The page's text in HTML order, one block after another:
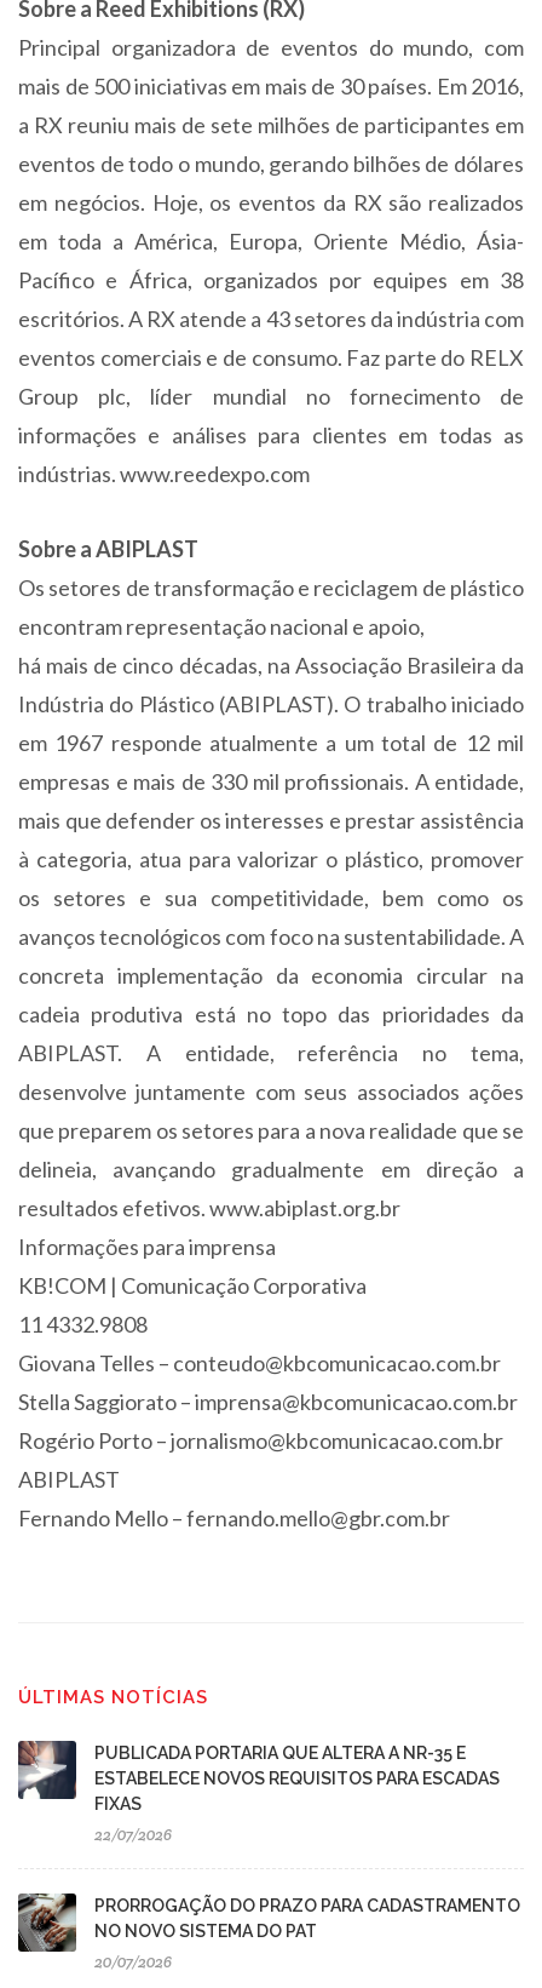
Sobre a Reed Exhibitions (RX)
Principal organizadora de eventos do mundo, com
mais de 500 iniciativas em mais de 30 países. Em 2016,
a RX reuniu mais de sete milhões de participantes em
eventos de todo o mundo, gerando bilhões de dólares
em negócios. Hoje, os eventos da RX são realizados
em toda a América, Europa, Oriente Médio, Ásia-
Pacífico e África, organizados por equipes em 38
escritórios. A RX atende a 43 setores da indústria com
eventos comerciais e de consumo. Faz parte do RELX
Group plc, líder mundial no fornecimento de
informações e análises para clientes em todas as
indústrias. www.reedexpo.com
Sobre a ABIPLAST
Os setores de transformação e reciclagem de plástico
encontram representação nacional e apoio,
há mais de cinco décadas, na Associação Brasileira da
Indústria do Plástico (ABIPLAST). O trabalho iniciado
em 1967 responde atualmente a um total de 12 mil
empresas e mais de 330 mil profissionais. A entidade,
mais que defender os interesses e prestar assistência
à categoria, atua para valorizar o plástico, promover
os setores e sua competitividade, bem como os
avanços tecnológicos com foco na sustentabilidade. A
concreta implementação da economia circular na
cadeia produtiva está no topo das prioridades da
ABIPLAST. A entidade, referência no tema,
desenvolve juntamente com seus associados ações
que preparem os setores para a nova realidade que se
delineia, avançando gradualmente em direção a
resultados efetivos. www.abiplast.org.br
Informações para imprensa
KB!COM | Comunicação Corporativa
11 4332.9808
Giovana Telles – conteudo@kbcomunicacao.com.br
Stella Saggiorato –imprensa@kbcomunicacao.com.br
Rogério Porto –jornalismo@kbcomunicacao.com.br
ABIPLAST
Fernando Mello –fernando.mello@gbr.com.br
ÚLTIMAS NOTÍCIAS
PUBLICADA PORTARIA QUE ALTERA A NR-35 E
ESTABELECE NOVOS REQUISITOS PARA ESCADAS
FIXAS
22/07/2026
PRORROGAÇÃO DO PRAZO PARA CADASTRAMENTO
NO NOVO SISTEMA DO PAT
20/07/2026